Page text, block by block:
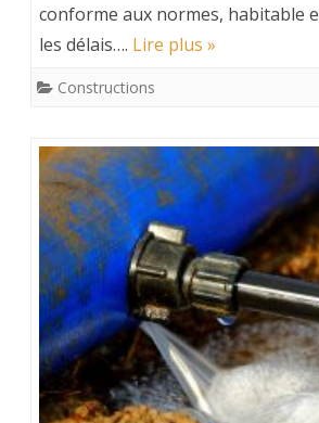
conforme aux normes, habitable
les délais…. Lire plus »
Constructions